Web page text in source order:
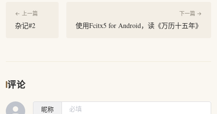
← 上一篇
杂记#2
下一篇 →
使用Fcitx5 for Android，读《万历十五年》
评论
昵称